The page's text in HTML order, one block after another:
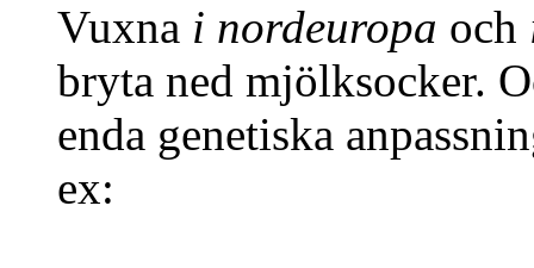
Vuxna i nordeuropa och
bryta ned mjölksocker.
enda genetiska
ex: